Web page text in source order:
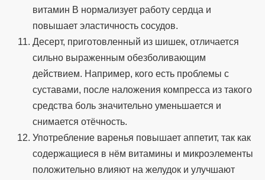
витамин В нормализует работу сердца и
повышает эластичность сосудов.
Десерт, приготовленный из шишек, отличается
сильно выраженным обезболивающим
действием. Например, кого есть проблемы с
суставами, после наложения компресса из такого
средства боль значительно уменьшается и
снимается отёчность.
Употребление варенья повышает аппетит, так как
содержащиеся в нём витамины и микроэлементы
положительно влияют на желудок и улучшают